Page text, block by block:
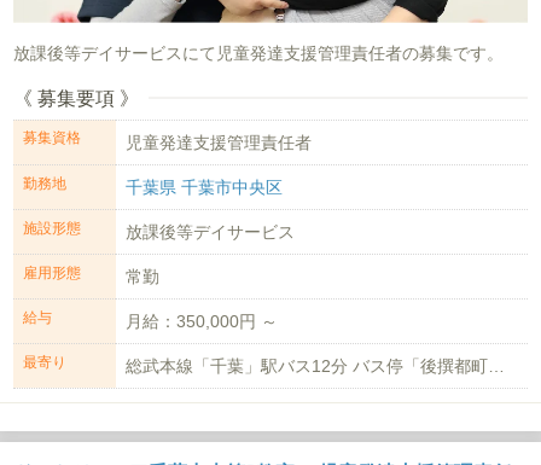
放課後等デイサービスにて児童発達支援管理責任者の募集です。
《 募集要項 》
募集資格 児童発達支援管理責任者
勤務地 千葉県 千葉市中央区
施設形態 放課後等デイサービス
雇用形態 常勤
給与 月給：350,000円 ～
最寄り